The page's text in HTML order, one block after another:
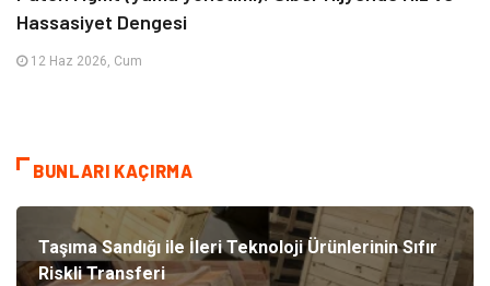
Hassasiyet Dengesi
12 Haz 2026, Cum
BUNLARI KAÇIRMA
Taşıma Sandığı ile İleri Teknoloji Ürünlerinin Sıfır
Riskli Transferi